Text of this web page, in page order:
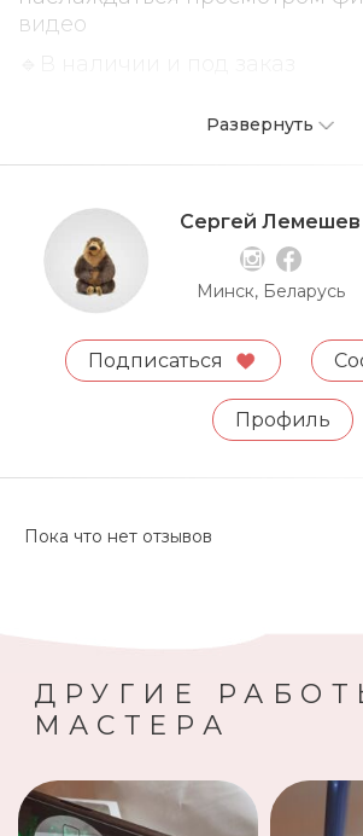
видео
💰 Стоимость 20 рублей.
Развернуть
Сергей Лемешев
Минск, Беларусь
Подписаться
Профиль
Пока что нет отзывов
ДРУГИЕ
МАСТЕРА